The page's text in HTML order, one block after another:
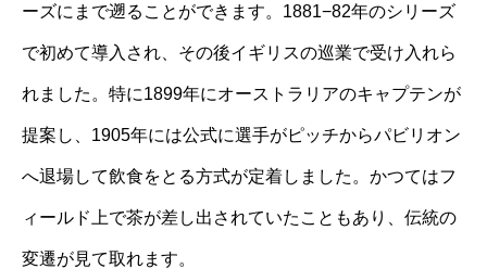
ーズにまで遡ることができます。1881−82年のシリーズ
で初めて導入され、その後イギリスの巡業で受け入れら
れました。特に1899年にオーストラリアのキャプテンが
提案し、1905年には公式に選手がピッチからパビリオン
へ退場して飲食をとる方式が定着しました。かつてはフ
ィールド上で茶が差し出されていたこともあり、伝統の
変遷が見て取れます。